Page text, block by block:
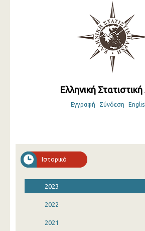
Ελληνική
Εγγραφή Σύνδεση
Ιστορικό
2023
2022
2021